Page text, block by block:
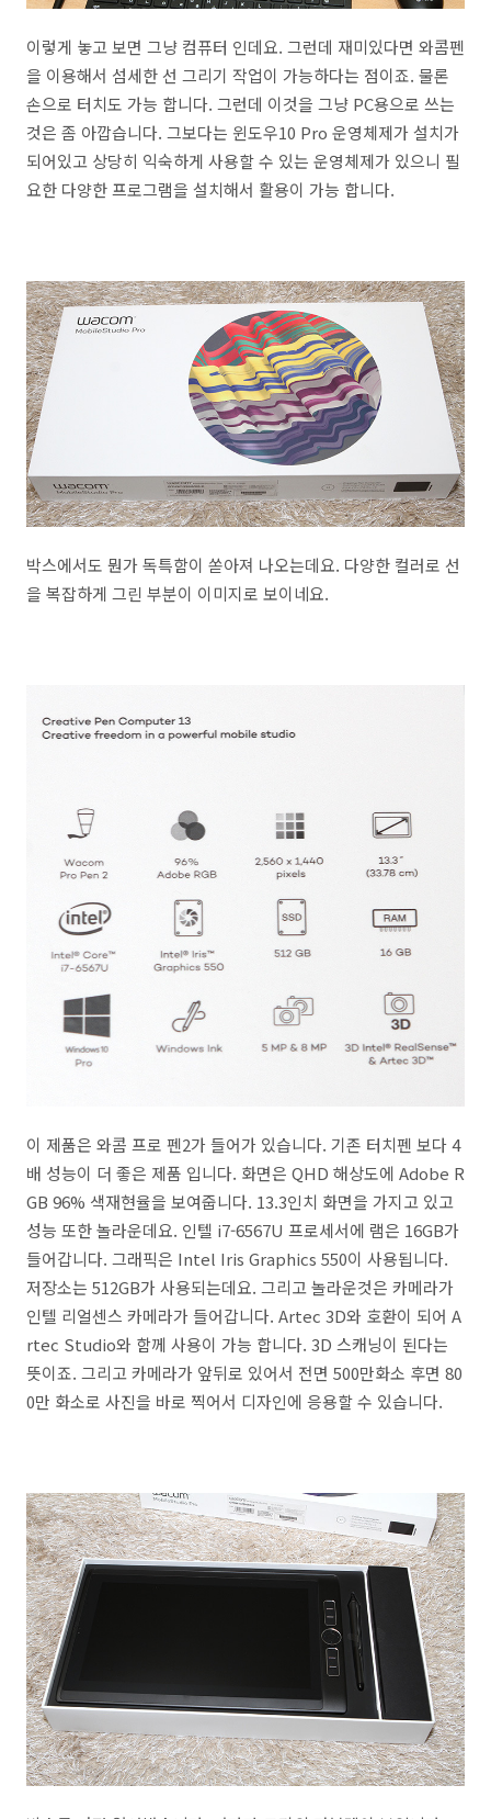
이렇게 놓고 보면 그냥 컴퓨터 인데요. 그런데 재미있다면 와콤펜
을 이용해서 섬세한 선 그리기 작업이 가능하다는 점이죠. 물론
손으로 터치도 가능 합니다. 그런데 이것을 그냥 PC용으로 쓰는
것은 좀 아깝습니다. 그보다는 윈도우10 Pro 운영체제가 설치가
되어있고 상당히 익숙하게 사용할 수 있는 운영체제가 있으니 필
요한 다양한 프로그램을 설치해서 활용이 가능 합니다.
박스에서도 뭔가 독특함이 쏟아져 나오는데요. 다양한 컬러로 선
을 복잡하게 그린 부분이 이미지로 보이네요.
이 제품은 와콤 프로 펜2가 들어가 있습니다. 기존 터치펜 보다 4
배 성능이 더 좋은 제품 입니다. 화면은 QHD 해상도에 Adobe R
GB 96% 색재현율을 보여줍니다. 13.3인치 화면을 가지고 있고
성능 또한 놀라운데요. 인텔 i7-6567U 프로세서에 램은 16GB가
들어갑니다. 그래픽은 Intel Iris Graphics 550이 사용됩니다.
저장소는 512GB가 사용되는데요. 그리고 놀라운것은 카메라가
인텔 리얼센스 카메라가 들어갑니다. Artec 3D와 호환이 되어 A
rtec Studio와 함께 사용이 가능 합니다. 3D 스캐닝이 된다는
뜻이죠. 그리고 카메라가 앞뒤로 있어서 전면 500만화소 후면 80
0만 화소로 사진을 바로 찍어서 디자인에 응용할 수 있습니다.